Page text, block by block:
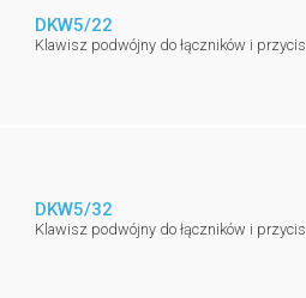
DKW5/22
Klawisz podwójny do łączników i
DKW5/32
Klawisz podwójny do łączników i